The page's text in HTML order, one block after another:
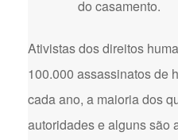
do casamento.
Ativistas dos direitos
100.000 assassinatos de
cada ano, a maioria dos
autoridades e alguns são